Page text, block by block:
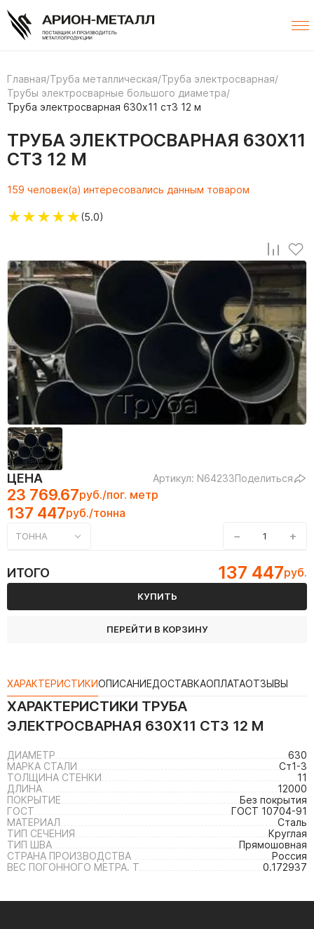
Главная/Труба металлическая/Труба электросварная/
Трубы электросварные большого диаметра/
Труба электросварная 630х11 ст3 12 м
ТРУБА ЭЛЕКТРОСВАРНАЯ 630Х11
СТ3 12 М
159 человек(а) интересовались данным товаром
★★★★★(5.0)
ЦЕНА Артикул: N64233Поделиться
23 769.67руб./пог. метр
137 447руб./тонна
ТОННА − +
ИТОГО 137 447руб.
КУПИТЬ
ПЕРЕЙТИ В КОРЗИНУ
ХАРАКТЕРИСТИКИОПИСАНИЕДОСТАВКАОПЛАТАОТЗЫВЫ
ХАРАКТЕРИСТИКИ ТРУБА
ЭЛЕКТРОСВАРНАЯ 630Х11 СТ3 12 М
ДИАМЕТР
630
МАРКА СТАЛИ
Ст1-3
ТОЛЩИНА СТЕНКИ
11
ДЛИНА
12000
ПОКРЫТИЕ
Без покрытия
ГОСТ
ГОСТ 10704-91
МАТЕРИАЛ
Сталь
ТИП СЕЧЕНИЯ
Круглая
ТИП ШВА
Прямошовная
СТРАНА ПРОИЗВОДСТВА
Россия
ВЕС ПОГОННОГО МЕТРА. Т
0.172937